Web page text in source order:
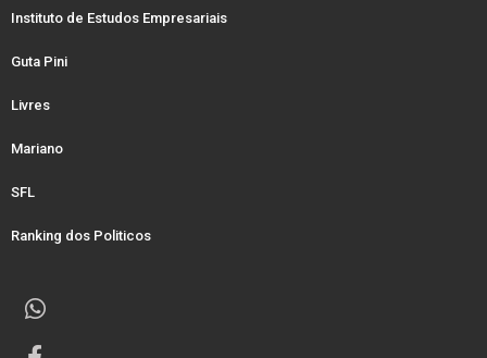
Instituto de Estudos Empresariais
Guta Pini
Livres
Mariano
SFL
Ranking dos Politicos